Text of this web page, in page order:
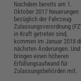
Nachdem bereits am 1.
Oktober 2017 Neuerungen
bezüglich der Fahrzeug-
Zulassungsverordnung
in Kraft getreten sind,
kommen im Januar 2018
nächsten Änderungen.
bringen einen höheren
Erfüllungsaufwand für
Zulassungsbehörden mit.